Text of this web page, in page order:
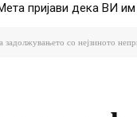
пријави дека ВИ им
и Wear OS
со нејзиното